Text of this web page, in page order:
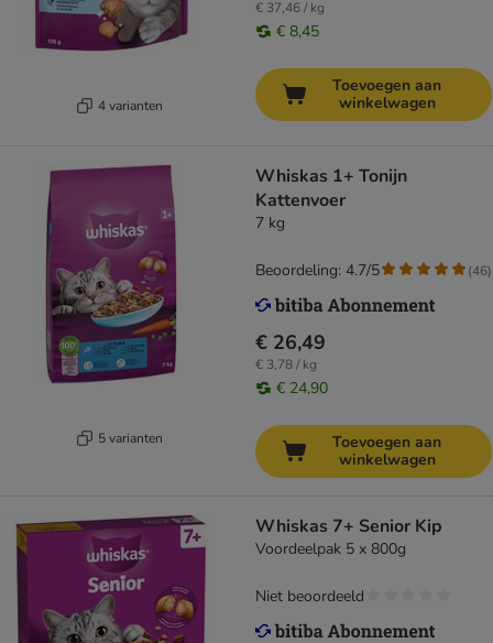
4 varianten
€ 37,46 / kg
€ 8,45
Toevoegen aan
winkelwagen
5 varianten
Whiskas 1+ Tonijn
Kattenvoer
7 kg
€ 26,49
€ 3,78 / kg
€ 24,90
Beoordeling: 4.7/5 (46)
Toevoegen aan
winkelwagen
Whiskas 7+ Senior Kip
Voordeelpak 5 x 800g
Niet beoordeeld